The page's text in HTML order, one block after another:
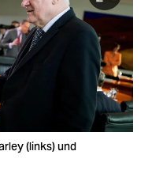
(links) und